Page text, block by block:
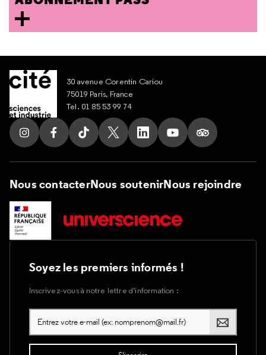
30 avenue Corentin Cariou
75019 Paris, France
Tel. 01 85 53 99 74
Suivez nous sur Instagram
Suivez nous sur Facebook
Suivez nous sur Tik Tok
Suivez nous sur X
Suivez nous sur LinkedIn
Suivez nous sur
Suivez nous
Nous contacterNous soutenirNous rejoindre
Soyez les premiers informés !
Inscrivez-vous à notre lettre d’information :